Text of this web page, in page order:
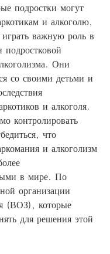
подростки могут
и алкоголю,
играть важную роль в
подростковой
Они
со своими детьми и
и алкоголя.
контролировать
что
и алкоголизм
в мире. По
организации
(ВОЗ), которые
для решения этой